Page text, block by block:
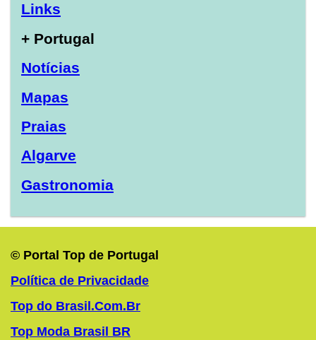
Links
+ Portugal
Notícias
Mapas
Praias
Algarve
Gastronomia
© Portal Top de Portugal
Política de Privacidade
Top do Brasil.Com.Br
Top Moda Brasil BR